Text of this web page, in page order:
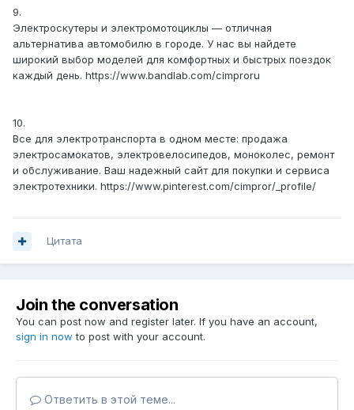
9.
Электроскутеры и электромотоциклы — отличная
альтернатива автомобилю в городе. У нас вы найдете
широкий выбор моделей для комфортных и быстрых поездок
каждый день. https://www.bandlab.com/cimproru
10.
Все для электротранспорта в одном месте: продажа
электросамокатов, электровелосипедов, моноколес, ремонт
и обслуживание. Ваш надежный сайт для покупки и сервиса
электротехники. https://www.pinterest.com/cimpror/_profile/
Цитата
Join the conversation
You can post now and register later. If you have an account,
sign in now to post with your account.
Ответить в этой теме...